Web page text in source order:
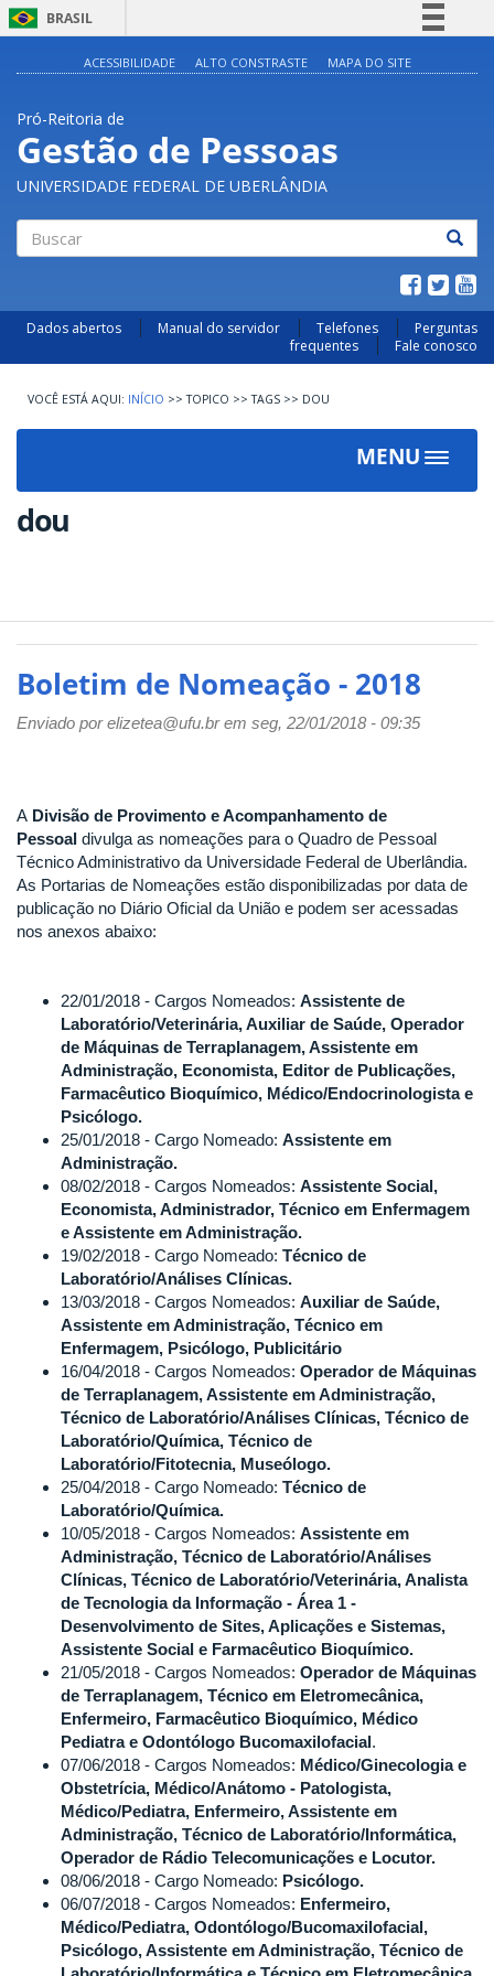
BRASIL
Acesso à informação
Legislação
Canais
ACESSIBILIDADE ALTO CONSTRASTE MAPA DO SITE
Pró-Reitoria de
Gestão de Pessoas
UNIVERSIDADE FEDERAL DE UBERLÂNDIA
Dados abertos Manual do servidor Telefones
Perguntas
frequentes
Fale conosco
INÍCIO >> TOPICO >> TAGS >> DOU
MENU
Toggle
dou
Boletim de Nomeação - 2018
Enviado porelizetea@ufu.brem seg, 22/01/2018 - 09:35
A Divisão de Provimento e Acompanhamento de
Pessoal divulga as nomeações para o Quadro de Pessoal
Técnico Administrativo da Universidade Federal de Uberlândia.
As Portarias de Nomeações estão disponibilizadas por data de
publicação no Diário Oficial da União e podem ser acessadas
nos anexos abaixo:
22/01/2018 - Cargos Nomeados: Assistente de
Laboratório/Veterinária, Auxiliar de Saúde, Operador
de Máquinas de Terraplanagem, Assistente em
Administração, Economista, Editor de Publicações,
Farmacêutico Bioquímico, Médico/Endocrinologista e
Psicólogo.
25/01/2018 - Cargo Nomeado: Assistente em
Administração.
08/02/2018 - Cargos Nomeados: Assistente Social,
Economista, Administrador, Técnico em Enfermagem
e Assistente em Administração.
19/02/2018 - Cargo Nomeado: Técnico de
Laboratório/Análises Clínicas.
13/03/2018 - Cargos Nomeados: Auxiliar de Saúde,
Assistente em Administração, Técnico em
Enfermagem, Psicólogo, Publicitário
16/04/2018 - Cargos Nomeados: Operador de Máquinas
de Terraplanagem, Assistente em Administração,
Técnico de Laboratório/Análises Clínicas, Técnico de
Laboratório/Química, Técnico de
Laboratório/Fitotecnia, Museólogo.
25/04/2018 - Cargo Nomeado: Técnico de
Laboratório/Química.
10/05/2018 - Cargos Nomeados: Assistente em
Administração, Técnico de Laboratório/Análises
Clínicas, Técnico de Laboratório/Veterinária, Analista
de Tecnologia da Informação - Área 1 -
Desenvolvimento de Sites, Aplicações e Sistemas,
Assistente Social e Farmacêutico Bioquímico.
21/05/2018 - Cargos Nomeados: Operador de Máquinas
de Terraplanagem, Técnico em Eletromecânica,
Enfermeiro, Farmacêutico Bioquímico, Médico
Pediatra e Odontólogo Bucomaxilofacial.
07/06/2018 - Cargos Nomeados: Médico/Ginecologia e
Obstetrícia, Médico/Anátomo - Patologista,
Médico/Pediatra, Enfermeiro, Assistente em
Administração, Técnico de Laboratório/Informática,
Operador de Rádio Telecomunicações e Locutor.
08/06/2018 - Cargo Nomeado: Psicólogo.
06/07/2018 - Cargos Nomeados: Enfermeiro,
Médico/Pediatra, Odontólogo/Bucomaxilofacial,
Psicólogo, Assistente em Administração, Técnico de